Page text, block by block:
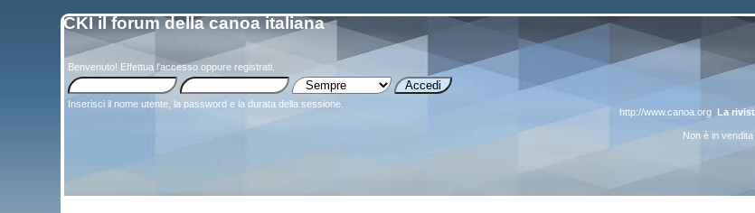
CKI il forum della canoa italiana
Benvenuto! Effettua l'accesso oppureregistrati
Inserisci il nome utente, la password e la durata della sessione.
http://www.canoa.org La
Non è in